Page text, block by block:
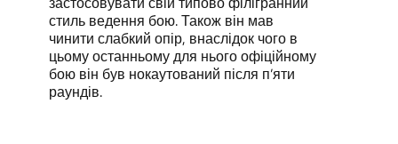
стиль ведення бою. Також він мав
чинити слабкий опір, внаслідок чого в
цьому останньому для нього офіційному
бою він був нокаутований після п’яти
раундів.